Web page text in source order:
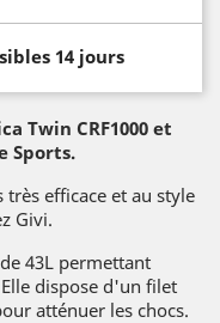
14 jours
Twin CRF1000 et
Sports.
efficace et au style
Givi.
43L permettant
dispose d'un filet
atténuer les chocs.